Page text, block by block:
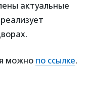
актуальные
можно по ссылке.